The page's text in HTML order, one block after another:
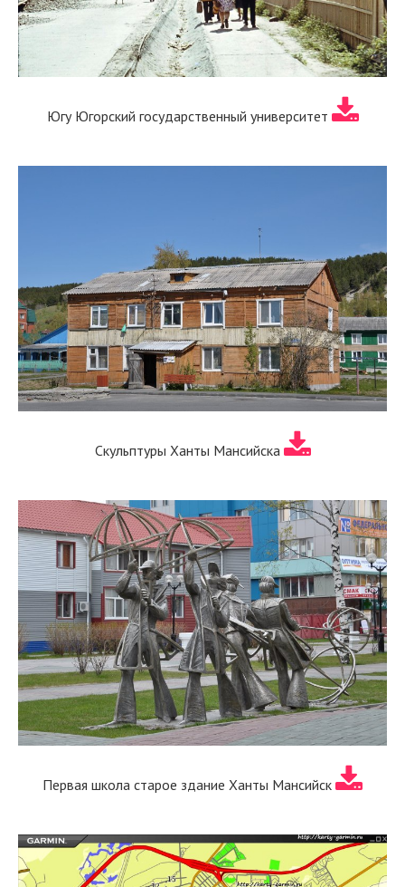
Югу Югорский государственный университет
Скульптуры Ханты Мансийска
Первая школа старое здание Ханты Мансийск